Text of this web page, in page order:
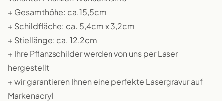
+ Gesamthöhe: ca.15,5cm
+ Schildfläche: ca. 5,4cm x 3,2cm
+ Stiellänge: ca. 12,2cm
+ Ihre Pflanzschilder werden von uns per Laser
hergestellt
+ wir garantieren Ihnen eine perfekte Lasergravur auf
Markenacryl